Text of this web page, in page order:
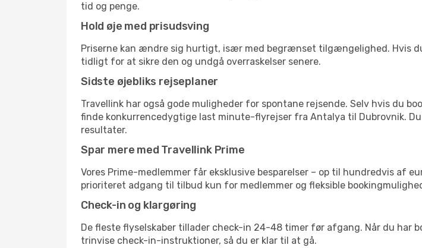
tid og penge.
Hold øje med prisudsving
Priserne kan ændre sig hurtigt, især med begrænset tilgængelighed. Hvis
tidligt for at sikre den og undgå overraskelser senere.
Sidste øjebliks rejseplaner
Travellink har også gode muligheder for spontane rejsende. Selv hvis du
finde konkurrencedygtige last minute-flyrejser fra Antalya til Dubrovnik.
resultater.
Spar mere med Travellink Prime
Vores Prime-medlemmer får eksklusive besparelser – op til hundredvis af
prioriteret adgang til tilbud kun for medlemmer og fleksible
Check-in og klargøring
De fleste flyselskaber tillader check-in 24-48 timer før afgang. Når du har
trinvise check-in-instruktioner, så du er klar til at gå.